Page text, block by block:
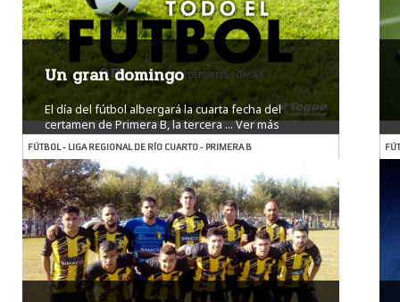
Un gran domingo
El día del fútbol albergará la cuarta fecha del
certamen de Primera B, la tercera ...Ver más
FÚTBOL - LIGA REGIONAL DE RÍO CUARTO - PRIMERA B